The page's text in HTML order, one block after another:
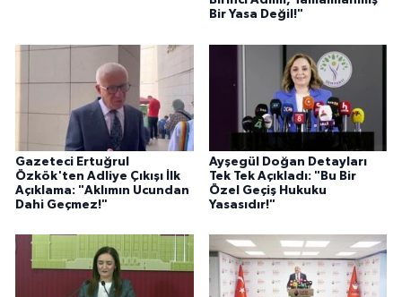
Bir Yasa Değil!"
Gazeteci Ertuğrul
Özkök'ten Adliye Çıkışı İlk
Açıklama: "Aklımın Ucundan
Dahi Geçmez!"
Ayşegül Doğan Detayları
Tek Tek Açıkladı: "Bu Bir
Özel Geçiş Hukuku
Yasasıdır!"